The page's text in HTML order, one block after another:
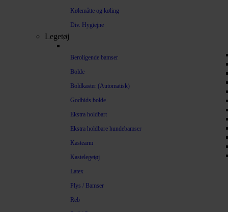
Kølemåtte og køling
Div. Hygiejne
Legetøj
Beroligende bamser
Bolde
Boldkaster (Automatisk)
Godbids bolde
Ekstra holdbart
Ekstra holdbare hundebamser
Kastearm
Kastelegetøj
Latex
Plys / Bamser
Reb